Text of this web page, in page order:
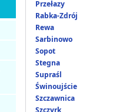
Przełazy
Rabka-Zdrój
Rewa
Sarbinowo
Sopot
Stegna
Supraśl
Świnoujście
Szczawnica
Szczyrk